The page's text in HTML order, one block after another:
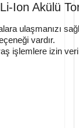
Ion Akülü
ulaşmanızı
vardır.
işlemlere izin